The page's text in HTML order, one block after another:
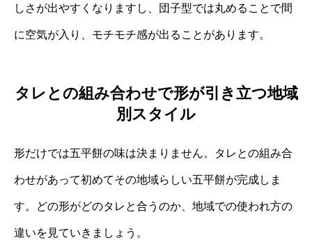
しさが出やすくなりますし、団子型では丸めることで間
に空気が入り、モチモチ感が出ることがあります。
タレとの組み合わせで形が引き立つ地域
別スタイル
形だけでは五平餅の味は決まりません。タレとの組み合
わせがあって初めてその地域らしい五平餅が完成しま
す。どの形がどのタレと合うのか、地域での使われ方の
違いを見ていきましょう。